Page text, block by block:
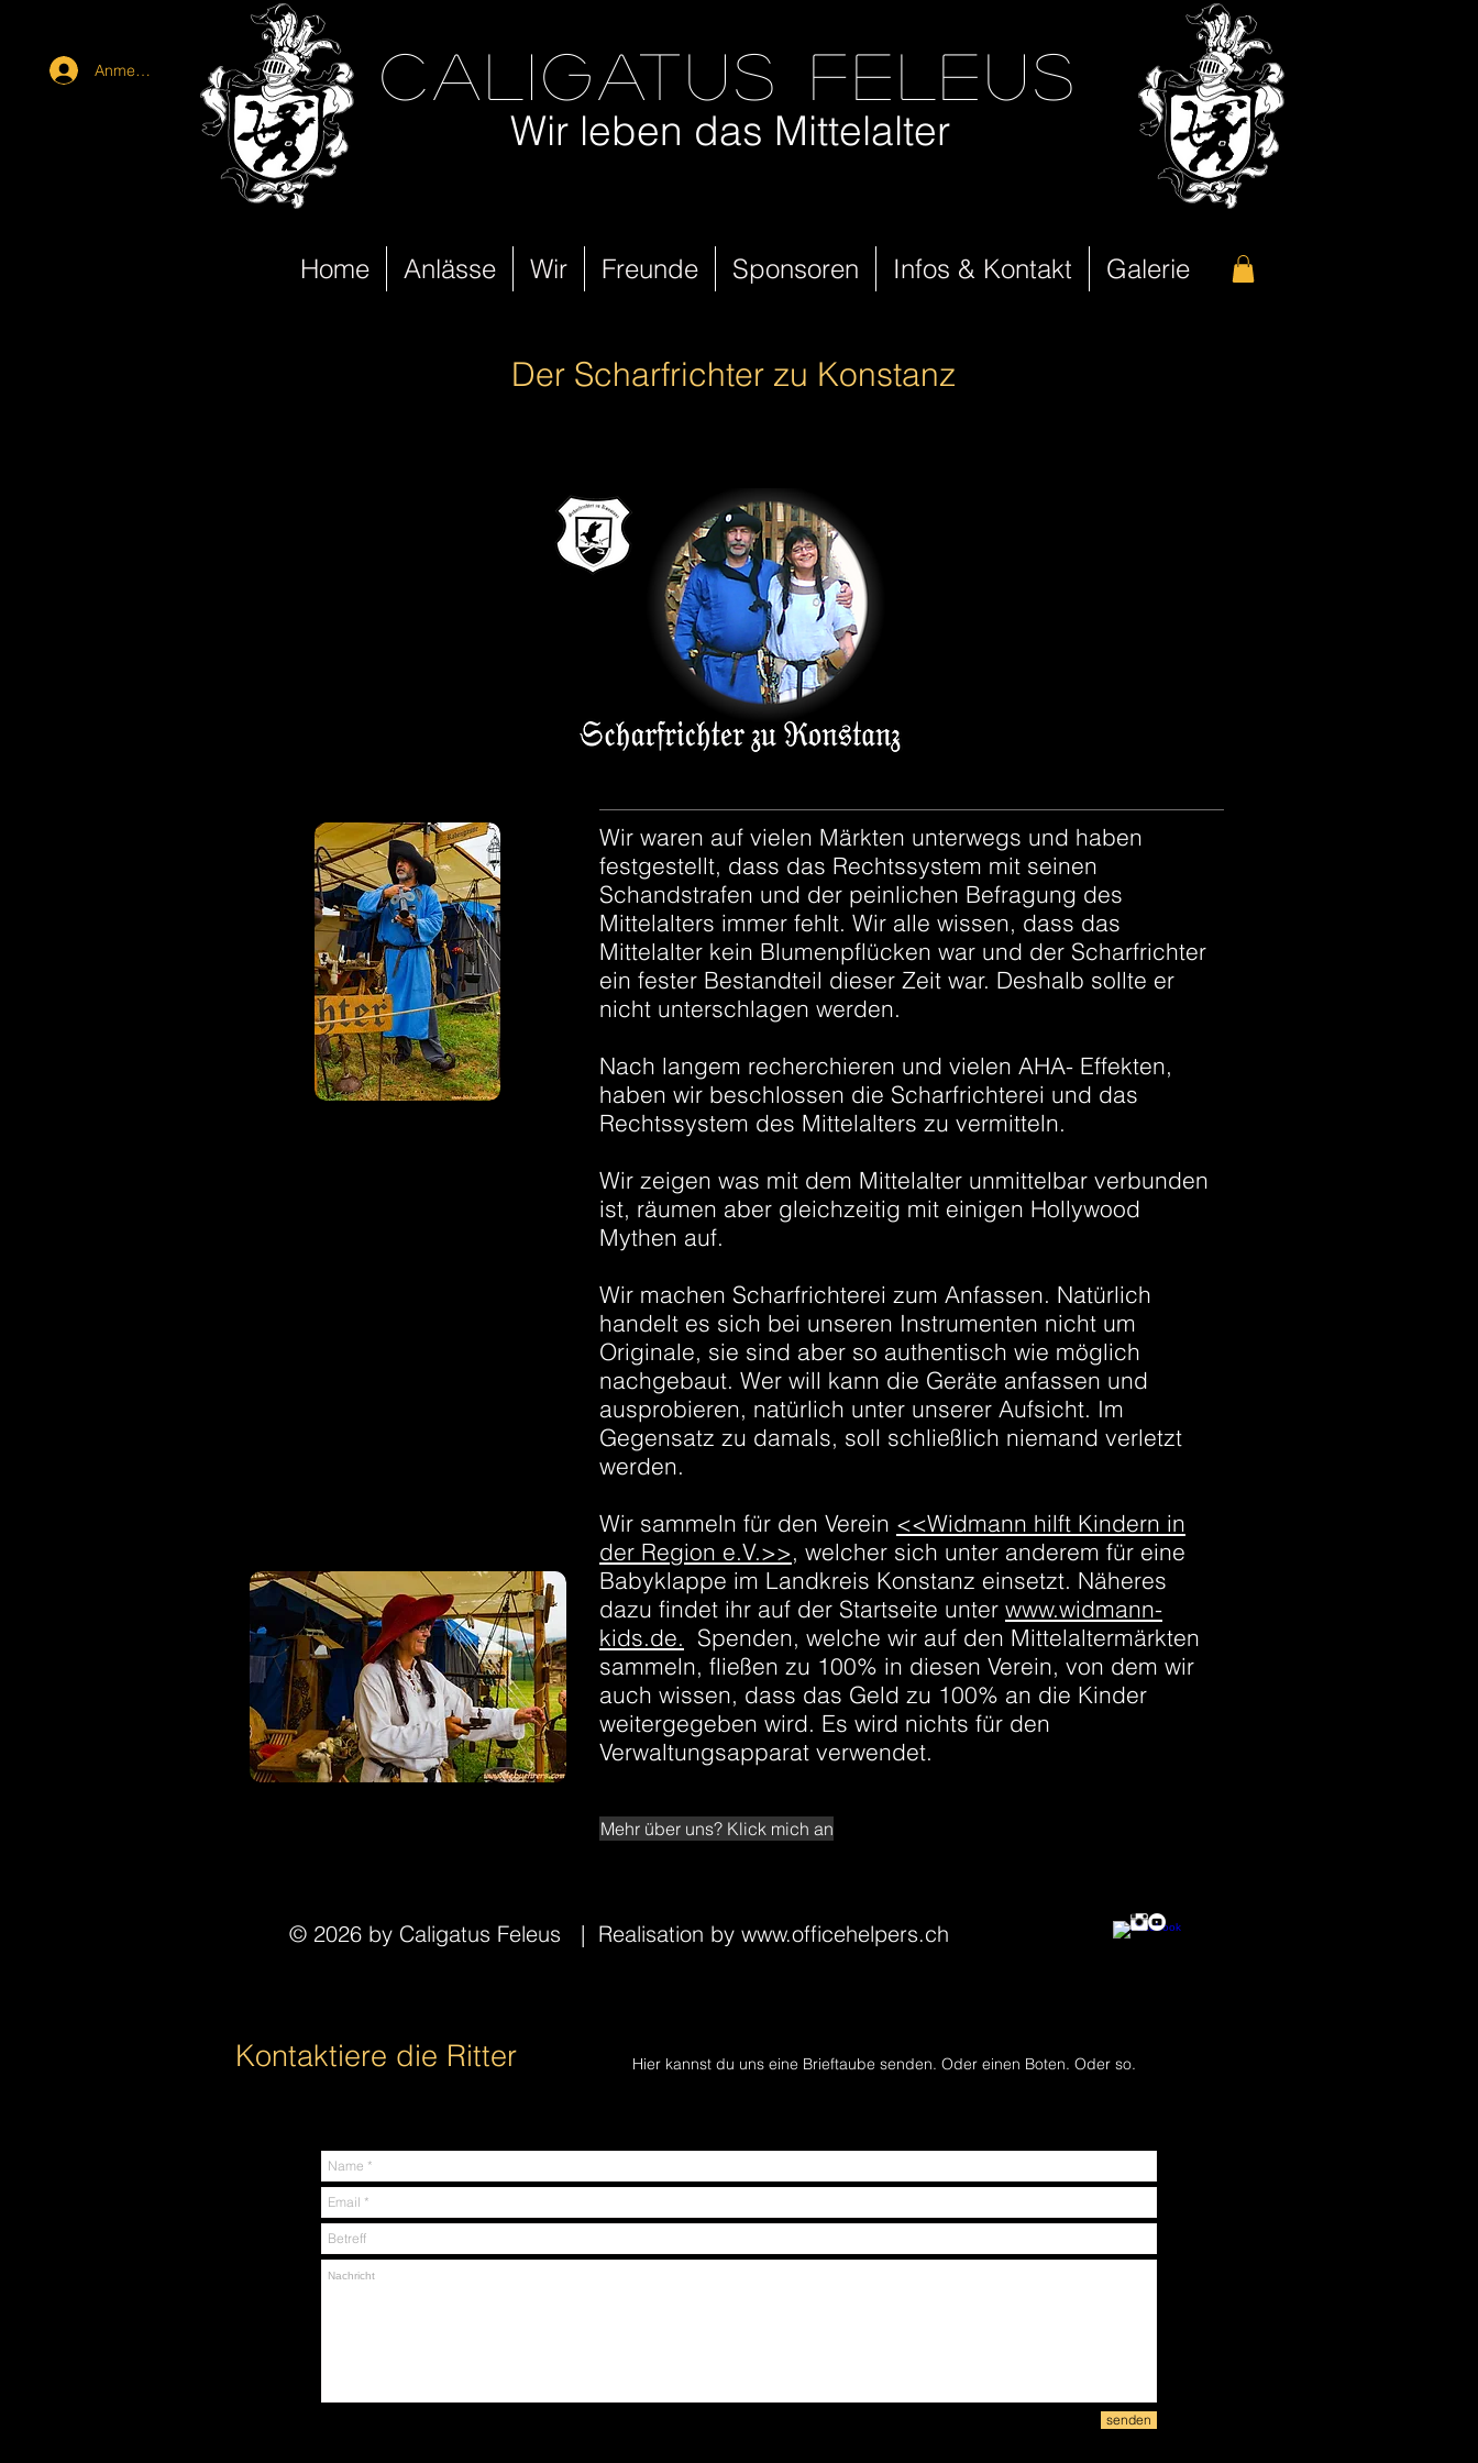
Anmelden caligatus feleus
Wir leben das Mittelalter
Home Anlässe Wir Freunde Sponsoren Infos & Kontakt Galerie
Der Scharfrichter zu Konstanz
Wir waren auf vielen Märkten unterwegs und haben
festgestellt, dass das Rechtssystem mit seinen
Schandstrafen und der peinlichen Befragung des
Mittelalters immer fehlt. Wir alle wissen, dass das
Mittelalter kein Blumenpflücken war und der Scharfrichter
ein fester Bestandteil dieser Zeit war. Deshalb sollte er
nicht unterschlagen werden.
Nach langem recherchieren und vielen AHA- Effekten,
haben wir beschlossen die Scharfrichterei und das
Rechtssystem des Mittelalters zu vermitteln.
Wir zeigen was mit dem Mittelalter unmittelbar verbunden
ist, räumen aber gleichzeitig mit einigen Hollywood
Mythen auf.
Wir machen Scharfrichterei zum Anfassen. Natürlich
handelt es sich bei unseren Instrumenten nicht um
Originale, sie sind aber so authentisch wie möglich
nachgebaut. Wer will kann die Geräte anfassen und
ausprobieren, natürlich unter unserer Aufsicht. Im
Gegensatz zu damals, soll schließlich niemand verletzt
werden.
Wir sammeln für den Verein <<Widmann hilft Kindern in
der Region e.V.>>, welcher sich unter anderem für eine
Babyklappe im Landkreis Konstanz einsetzt. Näheres
dazu findet ihr auf der Startseite unter www.widmann-
kids.de. Spenden, welche wir auf den Mittelaltermärkten
sammeln, fließen zu 100% in diesen Verein, von dem wir
auch wissen, dass das Geld zu 100% an die Kinder
weitergegeben wird. Es wird nichts für den
Verwaltungsapparat verwendet.
Mehr über uns? Klick mich an
© 2026 by Caligatus Feleus | Realisation by www.officehelpers.ch
Kontaktiere die Ritter Hier kannst du uns eine Brieftaube senden. Oder einen Boten. Oder so.
senden